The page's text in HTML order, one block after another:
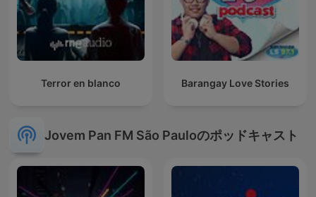
Terror en blanco Barangay Love Stories
Jovem Pan FM São Pauloのポッドキャスト